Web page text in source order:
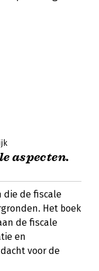
aspecten.
die de fiscale
Het boek
de fiscale
en
voor de